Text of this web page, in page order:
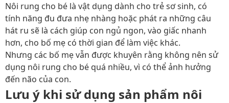
Nôi rung cho bé là vật dụng dành cho trẻ sơ sinh, có
tính năng đu đưa nhẹ nhàng hoặc phát ra những câu
hát ru sẽ là cách giúp con ngủ ngon, vào giấc nhanh
hơn, cho bố mẹ có thời gian để làm việc khác.
Nhưng các bố mẹ vẫn được khuyên rằng không nên sử
dụng nôi rung cho bé quá nhiều, vì có thể ảnh hưởng
đến não của con.
Lưu ý khi sử dụng sản phẩm nôi